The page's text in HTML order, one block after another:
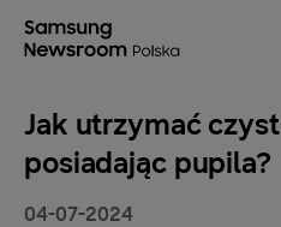
Jak utrzymać
posiadając pupila?
04-07-2024